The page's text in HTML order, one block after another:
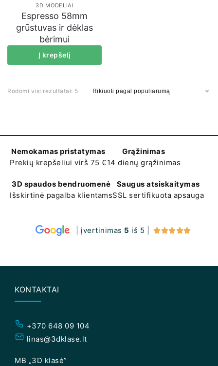
3D MODELIAI
Espresso 58mm
grūstuvas ir dėklas
bėrimui
Į krepšelį
Rodomi visi rezultatai: 5
Nemokamas pristatymas
Prekių krepšeliui virš 75 €
Grąžinimas
14 dienų grąžinimas
3D spaudos bendruomenė
Išskirtinė pagalba klientams
Saugus atsiskaitymas
SSL sertifikuota apsauga
| įvertinimas 5 iš 5 | 
KONTAKTAI
+370 648 09 104
linas@3dklase.lt
MB „3D klasė”